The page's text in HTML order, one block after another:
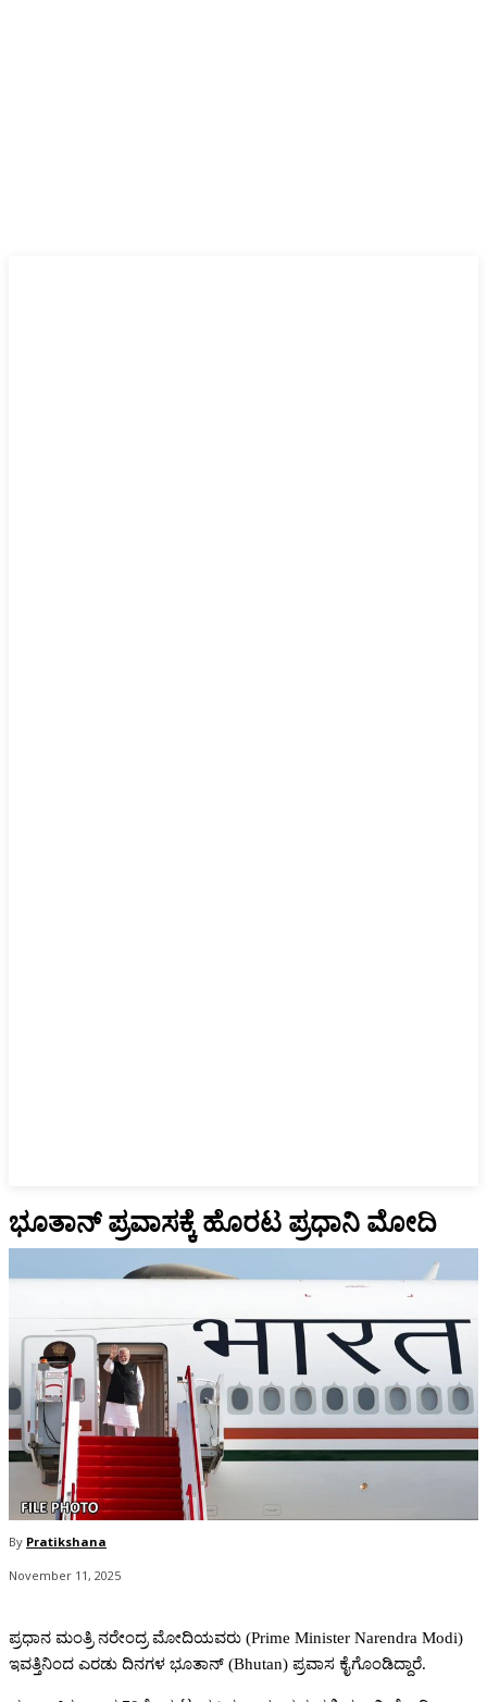
ಭೂತಾನ್‌ ಪ್ರವಾಸಕ್ಕೆ ಹೊರಟ ಪ್ರಧಾನಿ ಮೋದಿ
By Pratikshana
November 11, 2025
ಪ್ರಧಾನ ಮಂತ್ರಿ ನರೇಂದ್ರ ಮೋದಿಯವರು (Prime Minister Narendra Modi)
ಇವತ್ತಿನಿಂದ ಎರಡು ದಿನಗಳ ಭೂತಾನ್‌ (Bhutan) ಪ್ರವಾಸ ಕೈಗೊಂಡಿದ್ದಾರೆ.